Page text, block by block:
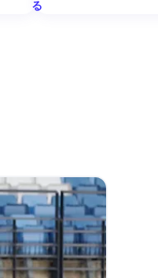
る